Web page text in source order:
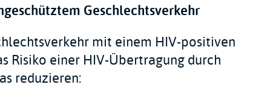
Geschlechtsverkehr
mit einem HIV-positiven
Risiko einer HIV-Übertragung durch
reduzieren: